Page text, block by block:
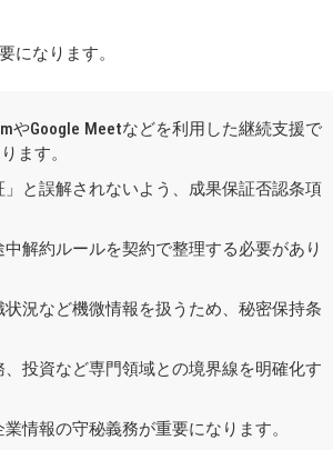
になります。
Google Meetなどを利用した継続支援で
ます。
と誤解されないよう、成果保証否認条項
解約ルールを契約で整理する必要があり
況など機微情報を扱うため、秘密保持条
投資など専門領域との境界線を明確化す
情報の守秘義務が重要になります。